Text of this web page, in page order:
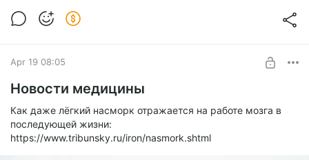
Apr 19 08:05
Новости медицины
Как даже лёгкий насморк отражается на работе мозга в
последующей жизни:
https://www.tribunsky.ru/iron/nasmork.shtml